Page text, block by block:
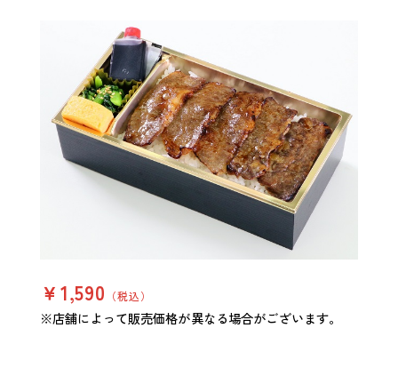
￥1,590 （税込）
※店舗によって販売価格が異なる場合がございます。